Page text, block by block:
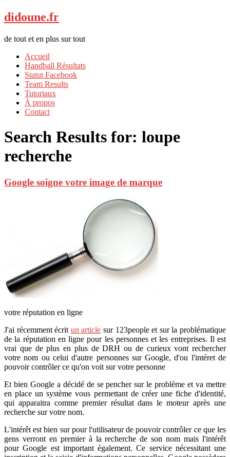
didoune.fr
de tout et en plus sur tout
Accueil
Handball Résultats
Statut Facebook
Team Results
Tutoriaux
À propos
Contact
Search Results for: loupe
recherche
Google soigne votre image de marque
votre réputation en ligne
J'ai récemment écrit un article sur 123people et sur la problématique
de la réputation en ligne pour les personnes et les entreprises. Il est
vrai que de plus en plus de DRH ou de curieux vont rechercher
votre nom ou celui d'autre personnes sur Google, d'ou l'intéret de
pouvoir contrôler ce qu'on voit sur votre personne
Et bien Google a décidé de se pencher sur le problème et va mettre
en place un système vous permettant de créer une fiche d'identité,
qui apparaitra comme premier résultat dans le moteur après une
recherche sur votre nom.
L'intérêt est bien sur pour l'utilisateur de pouvoir contrôler ce que les
gens verront en premier à la recherche de son nom mais l'intérêt
pour Google est important également. Ce service nécessitant une